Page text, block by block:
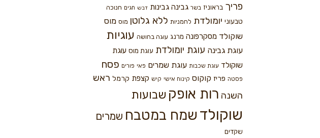
פריך בראוניז בשר גבינה גבינות דבש חגים חנוכה
טבעוני יומולדת לחמניות ללא גלוטן מוס מוס
שוקולד מסקרפונה מרנג עוגה בחושה עוגיות
עוגת גבינה עוגת יומולדת עוגת מוס עוגת
שוקולד עוגת שכבות עוגת שמרים פאי פורים פסח
פסטה פריז קוקוס קינוח אישי קיש קצפת קרמל ראש
השנה רות אופק שבועות
שוקולד שמח במטבח שמרים
שקדים